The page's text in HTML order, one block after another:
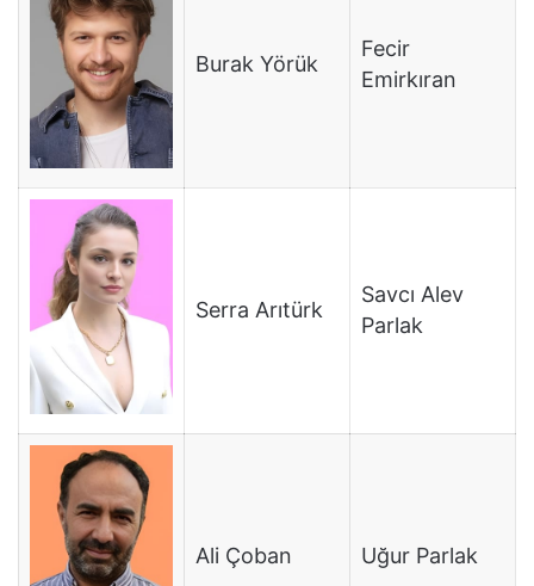
Burak Yörük
Fecir
Emirkıran
Serra Arıtürk
Savcı Alev
Parlak
Ali Çoban Uğur Parlak